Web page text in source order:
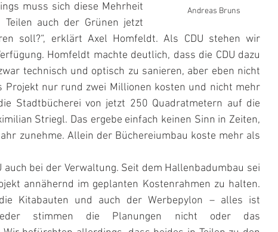
Andreas Bruns
muss sich diese Mehrheit
auch der Grünen jetzt
soll?“, erklärt Axel Homfeldt. Als CDU stehen wir
Homfeldt machte deutlich, dass die CDU dazu
technisch und optisch zu sanieren, aber eben nicht
Projekt nur rund zwei Millionen kosten und nicht mehr
Stadtbücherei von jetzt 250 Quadratmetern auf die
Striegl. Das ergebe einfach keinen Sinn in Zeiten,
zunehme. Allein der Büchereiumbau koste mehr als
bei der Verwaltung. Seit dem Hallenbadumbau sei
annähernd im geplanten Kostenrahmen zu halten.
Kitabauten und auch der Werbepylon – alles ist
stimmen die Planungen nicht oder das